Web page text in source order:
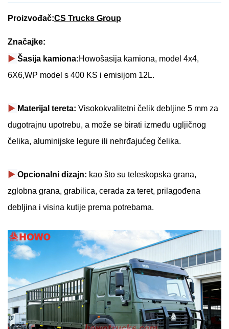
Proizvođač:CS Trucks Group
Značajke:
▶ Šasija kamiona:Howošasija kamiona, model 4x4,
6X6,WP model s 400 KS i emisijom 12L.
▶ Materijal tereta: Visokokvalitetni čelik debljine 5 mm za
dugotrajnu upotrebu, a može se birati između ugljičnog
čelika, aluminijske legure ili nehrđajućeg čelika.
▶ Opcionalni dizajn: kao što su teleskopska grana,
zglobna grana, grabilica, cerada za teret, prilagođena
debljina i visina kutije prema potrebama.